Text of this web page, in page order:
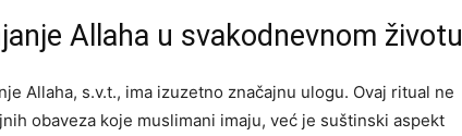
Allaha u svakodnevnom životu
Allaha, s.v.t., ima izuzetno značajnu ulogu. Ovaj ritual ne
obaveza koje muslimani imaju, već je suštinski aspekt